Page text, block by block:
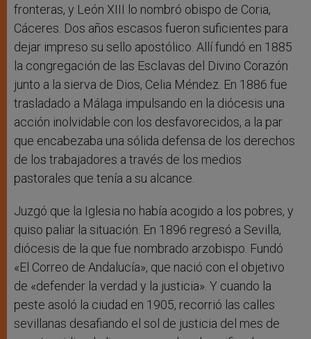
fronteras, y León XIII lo nombró obispo de Coria,
Cáceres. Dos años escasos fueron suficientes para
dejar impreso su sello apostólico. Allí fundó en 1885
la congregación de las Esclavas del Divino Corazón
junto a la sierva de Dios, Celia Méndez. En 1886 fue
trasladado a Málaga impulsando en la diócesis una
acción inolvidable con los desfavorecidos, a la par
que encabezaba una sólida defensa de los derechos
de los trabajadores a través de los medios
pastorales que tenía a su alcance.
Juzgó que la Iglesia no había acogido a los pobres, y
quiso paliar la situación. En 1896 regresó a Sevilla,
diócesis de la que fue nombrado arzobispo. Fundó
«El Correo de Andalucía», que nació con el objetivo
de «defender la verdad y la justicia». Y cuando la
peste asoló la ciudad en 1905, recorrió las calles
sevillanas desafiando el sol de justicia del mes de